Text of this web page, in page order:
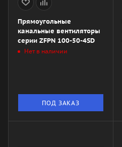
Прямоугольные
канальные вентиляторы
серии ZFPN 100-50-4SD
Нет в наличии
ПОД ЗАКАЗ